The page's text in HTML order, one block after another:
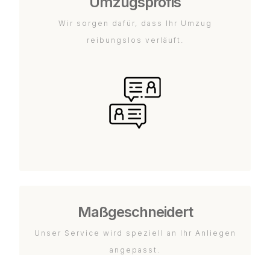
Wir sorgen dafür, dass Ihr Umzug
reibungslos verläuft.
Maßgeschneidert
Unser Service wird speziell an Ihr Anliegen
angepasst.